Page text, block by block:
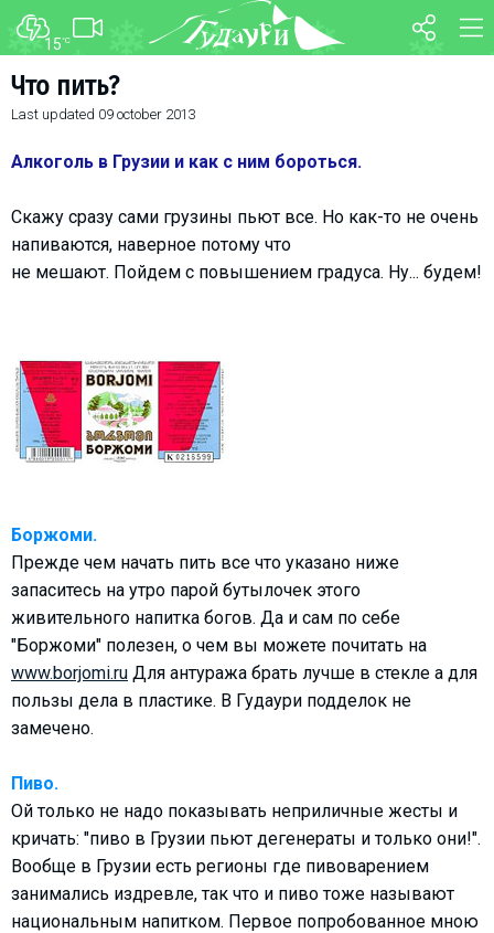
15°C
Что пить?
Last updated 09 october 2013
Алкоголь в Грузии и как с ним бороться.
Скажу сразу сами грузины пьют все. Но как-то не очень
напиваются, наверное потому что
не мешают. Пойдем с повышением градуса. Ну... будем!
Боржоми.
Прежде чем начать пить все что указано ниже
запаситесь на утро парой бутылочек этого
живительного напитка богов. Да и сам по себе
"Боржоми" полезен, о чем вы можете почитать на
www.borjomi.ru Для антуража брать лучше в стекле а для
пользы дела в пластике. В Гудаури подделок не
замечено.
Пиво.
Ой только не надо показывать неприличные жесты и
кричать: "пиво в Грузии пьют дегенераты и только они!".
Вообще в Грузии есть регионы где пивоварением
занимались издревле, так что и пиво тоже называют
национальным напитком. Первое попробованное мною
FORUM
TRANSFER
About ski resort
Piste map
Ski instructors
Ski rent
Après-ski
Events schedule
Join telegram
LODGING
Apartments
Cottages
Hotels
Kazbegi
GEORGIA